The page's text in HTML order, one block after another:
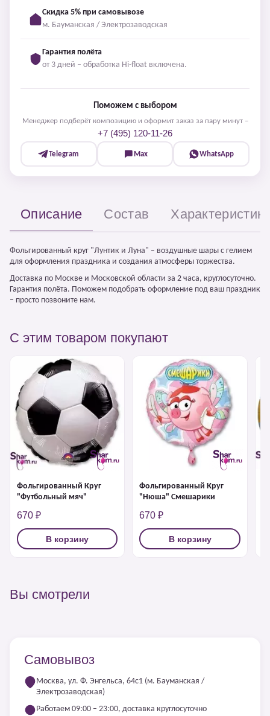
Скидка 5% при самовывозе
м. Бауманская / Электрозаводская
Гарантия полёта
от 3 дней – обработка Hi-float включена.
Поможем с выбором
Менеджер подберёт композицию и оформит заказ за пару минут –
+7 (495) 120-11-26
Telegram Max WhatsApp
Описание Состав
Фольгированный круг "Лунтик и Луна" – воздушные шары с гелием
для оформления праздника и создания атмосферы торжества.
Доставка по Москве и Московской области за 2 часа, круглосуточно.
Гарантия полёта. Поможем подобрать оформление под ваш праздник
– просто позвоните нам.
С этим товаром покупают
Фольгированный Круг
"Футбольный мяч"
670 ₽
В корзину
Фольгированный Круг
"Нюша" Смешарики
670 ₽
В корзину
Вы смотрели
Самовывоз
Москва, ул. Ф. Энгельса, 64с1 (м. Бауманская /
Электрозаводская)
Работаем 09:00 – 23:00, доставка круглосуточно